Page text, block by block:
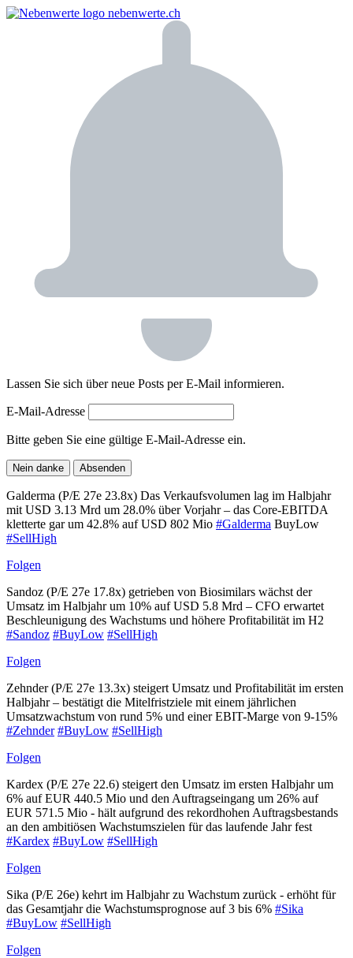
nebenwerte.ch
Lassen Sie sich über neue Posts per E-Mail informieren.
E-Mail-Adresse
Bitte geben Sie eine gültige E-Mail-Adresse ein.
Nein danke Absenden
Galderma (P/E 27e 23.8x) Das Verkaufsvolumen lag im Halbjahr
mit USD 3.13 Mrd um 28.0% über Vorjahr – das Core-EBITDA
kletterte gar um 42.8% auf USD 802 Mio #Galderma BuyLow
#SellHigh
Folgen
Sandoz (P/E 27e 17.8x) getrieben von Biosimilars wächst der
Umsatz im Halbjahr um 10% auf USD 5.8 Mrd – CFO erwartet
Beschleunigung des Wachstums und höhere Profitabilität im H2
#Sandoz #BuyLow #SellHigh
Folgen
Zehnder (P/E 27e 13.3x) steigert Umsatz und Profitabilität im ersten
Halbjahr – bestätigt die Mitelfristziele mit einem jährlichen
Umsatzwachstum von rund 5% und einer EBIT-Marge von 9-15%
#Zehnder #BuyLow #SellHigh
Folgen
Kardex (P/E 27e 22.6) steigert den Umsatz im ersten Halbjahr um
6% auf EUR 440.5 Mio und den Auftragseingang um 26% auf
EUR 571.5 Mio - hält aufgrund des rekordhohen Auftragsbestands
an den ambitiösen Wachstumszielen für das laufende Jahr fest
#Kardex #BuyLow #SellHigh
Folgen
Sika (P/E 26e) kehrt im Halbjahr zu Wachstum zurück - erhöht für
das Gesamtjahr die Wachstumsprognose auf 3 bis 6% #Sika
#BuyLow #SellHigh
Folgen